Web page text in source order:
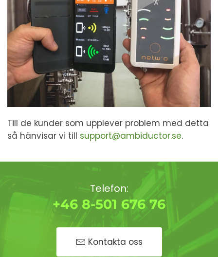
Till de kunder som upplever problem med detta
så hänvisar vi till support@ambiductor.se.
Telefon:
+46 8-501 676 76
Kontakta oss